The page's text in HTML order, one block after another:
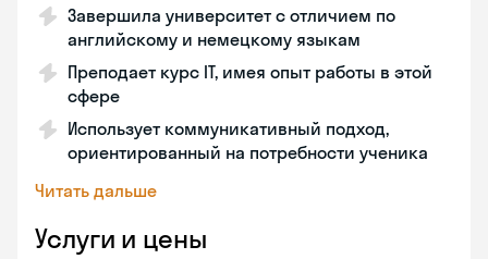
Завершила университет с отличием по
английскому и немецкому языкам
Преподает курс IT, имея опыт работы в этой
сфере
Использует коммуникативный подход,
ориентированный на потребности ученика
Читать дальше
Услуги и цены